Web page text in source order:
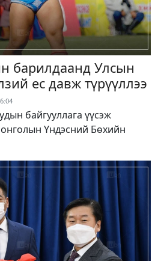
барилдаанд Улсын
ес давж түрүүллээ
байгууллага үүсэж
Үндэсний Бөхийн